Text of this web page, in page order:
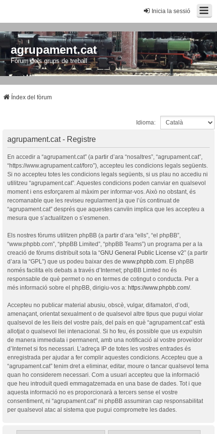
Inicia la sessió
agrupament.cat
Fòrum dels grups de treball
Índex del fòrum
Idioma:
agrupament.cat - Registre
En accedir a “agrupament.cat” (a partir d’ara “nosaltres”, “agrupament.cat”,
“https://www.agrupament.cat/foro”), accepteu les condicions legals següents.
Si no accepteu totes les condicions legals següents, si us plau no accediu ni
utilitzeu “agrupament.cat”. Aquestes condicions poden canviar en qualsevol
moment i ens esforçarem al màxim per informar-vos. Això no obstant, és
recomanable que les reviseu regularment ja que l’ús continuat de
“agrupament.cat” després que aquestes canvïin implica que les accepteu a
mesura que s’actualitzen o s’esmenen.
Els nostres fòrums utilitzen phpBB (a partir d’ara “ells”, “el phpBB”,
“www.phpbb.com”, “phpBB Limited”, “phpBB Teams”) un programa per a la
creació de fòrums distribuït sota la “GNU General Public License v2” (a partir
d’ara la “GPL”) que us podeu baixar des de www.phpbb.com . El phpBB
només facilita els debats a través d’Internet; phpBB Limted no és
responsable de què permet o no en termes de cotingut o conducta. Per a
més informació sobre el phpBB, dirigiu-vos a: https://www.phpbb.com/.
Accepteu no publicar material abusiu, obscè, vulgar, difamatori, d’odi,
amenaçant, orientat sexualment o de qualsevol altre tipus que pugui violar
qualsevol de les lleis del vostre país, del país en què “agrupament.cat” està
allotjat o qualsevol llei intenacional. Si ho feu, és possible que us expulsin
de manera immediata i permanent, amb una notificació al vostre proveïdor
d’Internet si fos necessari. L’adreça IP de totes les vostres entrades és
enregistrada per ajudar a fer complir aquestes condicions. Accepteu que a
“agrupament.cat” tenim dret a eliminar, editar, moure o tancar qualsevol tema
quan ho considerem necessari. Com a usuari accepteu que la informació
que heu introduït quedi emmagatzemada en una base de dades. Tot i que
aquesta informació no es proporcionarà a tercers sense el vostre
consentiment, ni “agrupament.cat” ni phpBB assumiran cap responsabilitat
per qualsevol atac al sistema que pugui comprometre les dades.